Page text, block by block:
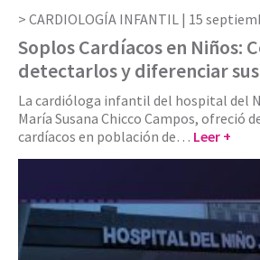
CARDIOLOGÍA INFANTIL | 15
Soplos Cardíacos en Niños:
detectarlos y diferenciar
La cardióloga infantil del hospital del
María Susana Chicco Campos, ofreció
cardíacos en población de… Leer +